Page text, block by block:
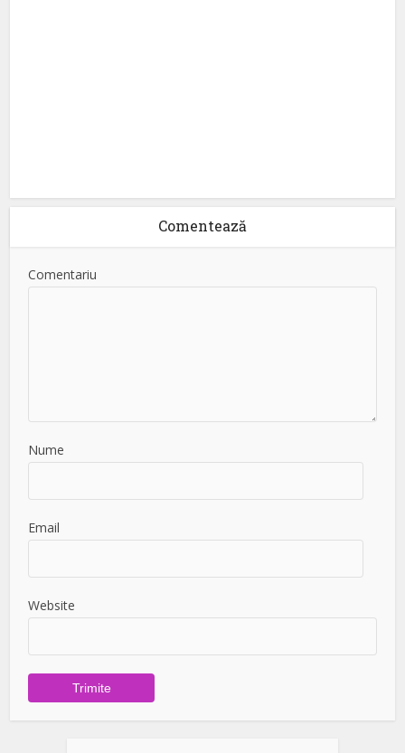
Comentează
Comentariu
Nume
Email
Website